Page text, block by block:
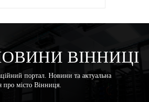
ВІННИЦІ
портал. Новини та актуальна
про місто Вінниця.